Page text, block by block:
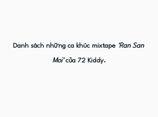
Danh sách những ca khúc mixtape 'Ran San
Moi' của 72 Kiddy.